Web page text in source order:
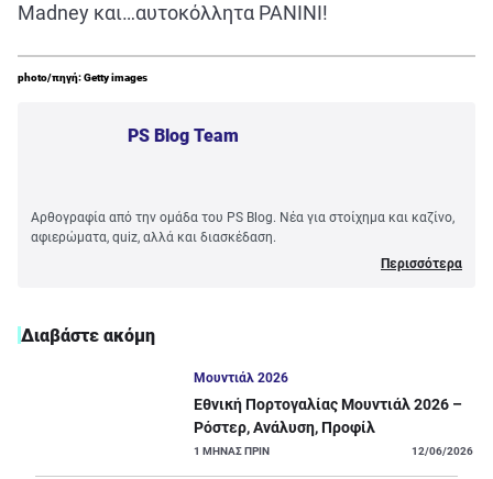
Madney και…αυτοκόλλητα PANINI!
photo/πηγή: Getty images
PS Blog Team
Αρθογραφία από την ομάδα του PS Blog. Νέα για στοίχημα και καζίνο,
αφιερώματα, quiz, αλλά και διασκέδαση.
Περισσότερα
Διαβάστε ακόμη
Μουντιάλ 2026
Εθνική Πορτογαλίας Μουντιάλ 2026 –
Ρόστερ, Ανάλυση, Προφίλ
1 ΜΗΝΑΣ ΠΡΙΝ 12/06/2026